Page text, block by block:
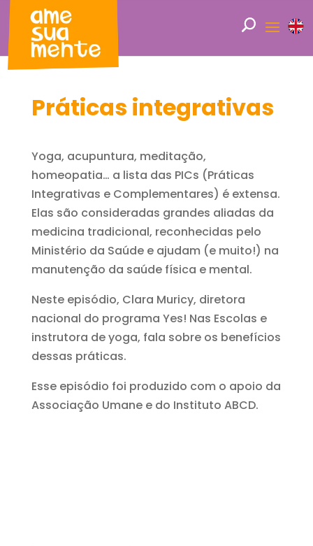
Práticas integrativas
Yoga, acupuntura, meditação,
homeopatia… a lista das PICs (Práticas
Integrativas e Complementares) é extensa.
Elas são consideradas grandes aliadas da
medicina tradicional, reconhecidas pelo
Ministério da Saúde e ajudam (e muito!) na
manutenção da saúde física e mental.
Neste episódio, Clara Muricy, diretora
nacional do programa Yes! Nas Escolas e
instrutora de yoga, fala sobre os benefícios
dessas práticas.
Esse episódio foi produzido com o apoio da
Associação Umane e do Instituto ABCD.